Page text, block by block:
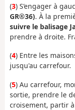
(3) S’engager à
GR®36). À la
suivre le balisage
prendre à droite.
(4) Entre les
jusqu'au carrefour.
(5) Au carrefour,
sortie, prendre le
croisement, partir